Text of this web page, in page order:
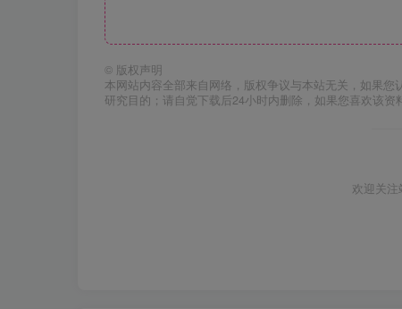
© 版权声明
本网站内容全部来自网络，版权争议与本站无关，如果
研究目的；请自觉下载后24小时内删除，如果您喜欢该资
欢迎关